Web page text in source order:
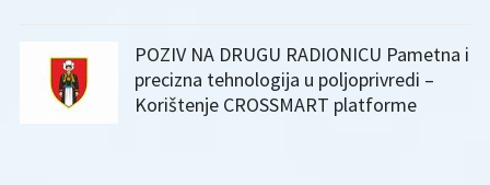
POZIV NA DRUGU RADIONICU Pametna i
precizna tehnologija u poljoprivredi –
Korištenje CROSSMART platforme